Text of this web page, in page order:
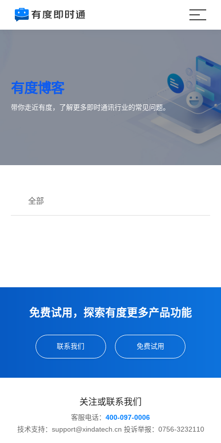
有度博客
带你走近有度，了解更多即时通讯行业的常见问题。
全部
免费试用，探索有度更多产品功能
联系我们 免费试用
关注或联系我们
客服电话： 400-097-0006
技术支持：support@xindatech.cn 投诉举报：0756-3232110